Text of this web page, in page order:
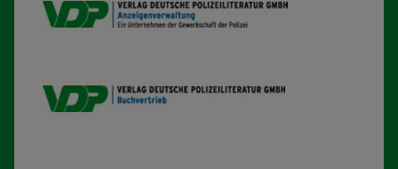
VDP AV
VDP B